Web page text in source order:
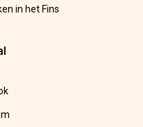
in het Fins